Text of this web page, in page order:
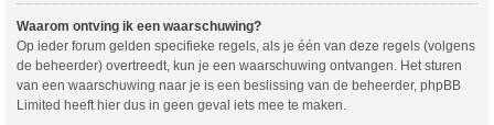
Waarom ontving ik een waarschuwing?
Op ieder forum gelden specifieke regels, als je één van deze regels (volgens
de beheerder) overtreedt, kun je een waarschuwing ontvangen. Het sturen
van een waarschuwing naar je is een beslissing van de beheerder, phpBB
Limited heeft hier dus in geen geval iets mee te maken.